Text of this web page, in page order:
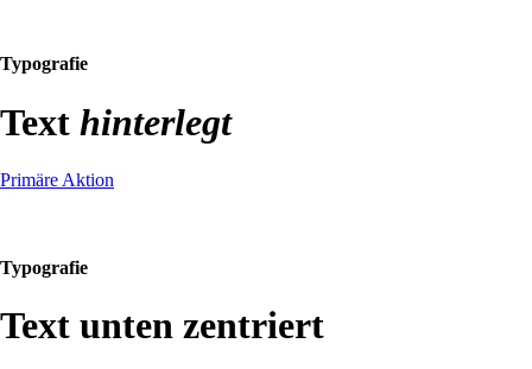
Typografie
Text hinterlegt
Primäre Aktion
Typografie
Text unten zentriert